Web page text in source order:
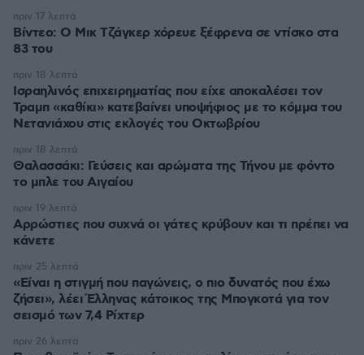
Βίντεο: Ο Μικ Τζάγκερ χόρευε ξέφρενα σε ντίσκο στα
83 του
πριν 17 λεπτά
Ισραηλινός επιχειρηματίας που είχε αποκαλέσει τον
Τραμπ «καθίκι» κατεβαίνει υποψήφιος με το κόμμα του
Νετανιάχου στις εκλογές του Οκτωβρίου
πριν 18 λεπτά
Θαλασσάκι: Γεύσεις και αρώματα της Τήνου με φόντο
το μπλε του Αιγαίου
πριν 18 λεπτά
Αρρώστιες που συχνά οι γάτες κρύβουν και τι πρέπει να
κάνετε
πριν 19 λεπτά
«Είναι η στιγμή που παγώνεις, ο πιο δυνατός που έχω
ζήσει», λέει Έλληνας κάτοικος της Μπογκοτά για τον
σεισμό των 7,4 Ρίχτερ
πριν 25 λεπτά
πριν 26 λεπτά